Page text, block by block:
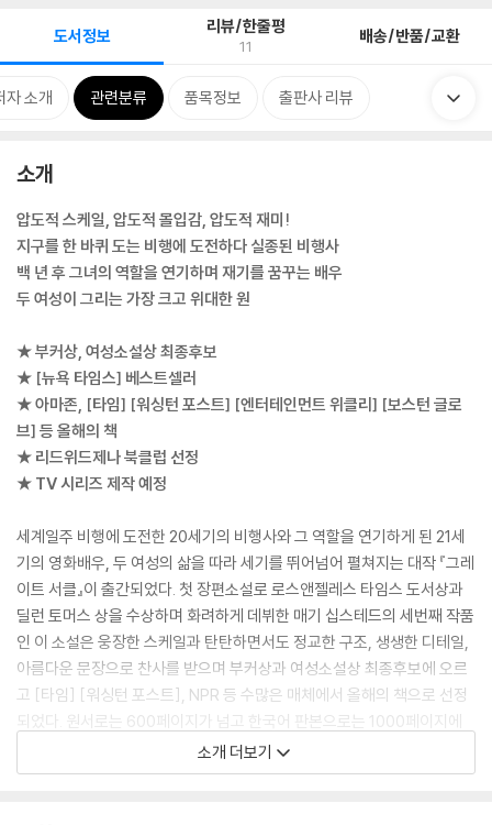
도서정보 리뷰/한줄평
11 배송/반품/교환
자 소개 관련분류 품목정보 출판사 리뷰
소개
압도적 스케일, 압도적 몰입감, 압도적 재미!
지구를 한 바퀴 도는 비행에 도전하다 실종된 비행사
백 년 후 그녀의 역할을 연기하며 재기를 꿈꾸는 배우
두 여성이 그리는 가장 크고 위대한 원
★ 부커상, 여성소설상 최종후보
★ [뉴욕 타임스] 베스트셀러
★ 아마존, [타임] [워싱턴 포스트] [엔터테인먼트 위클리] [보스턴 글로
브] 등 올해의 책
★ 리드위드제나 북클럽 선정
★ TV 시리즈 제작 예정
세계일주 비행에 도전한 20세기의 비행사와 그 역할을 연기하게 된 21세
기의 영화배우, 두 여성의 삶을 따라 세기를 뛰어넘어 펼쳐지는 대작 『그레
이트 서클』이 출간되었다. 첫 장편소설로 로스앤젤레스 타임스 도서상과
딜런 토머스 상을 수상하며 화려하게 데뷔한 매기 십스테드의 세번째 작품
인 이 소설은 웅장한 스케일과 탄탄하면서도 정교한 구조, 생생한 디테일,
아름다운 문장으로 찬사를 받으며 부커상과 여성소설상 최종후보에 오르
고 [타임] [워싱턴 포스트], NPR 등 수많은 매체에서 올해의 책으로 선정
되었다. 원서로는 600페이지가 넘고 한국어 판본으로는 1000페이지에
달하는 방대한 분량에도 불구하고, “이 소설을 읽느라 며칠 내내 밤늦도록
잠들지 못했다” “결국 책이 끝날 수밖에 없다는 사실에 흐느꼈다”와 같은
소개 더보기